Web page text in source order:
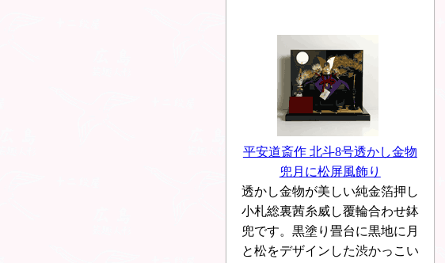
平安道斎作 北斗8号透かし金物
兜月に松屏風飾り
透かし金物が美しい純金箔押し
小札総裏茜糸威し覆輪合わせ鉢
兜です。黒塗り畳台に黒地に月
と松をデザインした渋かっこい